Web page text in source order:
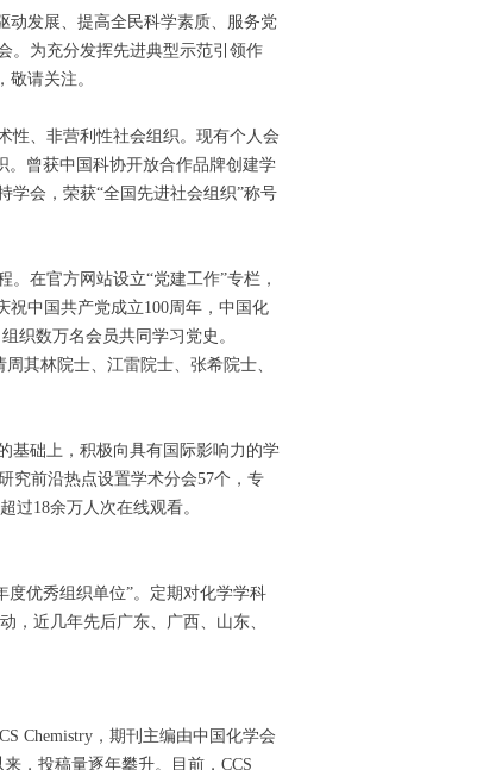
动发展、提高全民科学素质、服务党
。为充分发挥先进典型示范引领作
请关注。
性、非营利性社会组织。现有个人会
。曾获中国科协开放合作品牌创建学
学会，荣获“全国先进社会组织”称号
在官方网站设立“党建工作”专栏，
祝中国共产党成立100周年，中国化
织数万名会员共同学习党史。
其林院士、江雷院士、张希院士、
基础上，积极向具有国际影响力的学
究前沿热点设置学术分会57个，专
过18余万人次在线观看。
度优秀组织单位”。定期对化学学科
，近几年先后广东、广西、山东、
Chemistry，期刊主编由中国化学会
，投稿量逐年攀升。目前，CCS